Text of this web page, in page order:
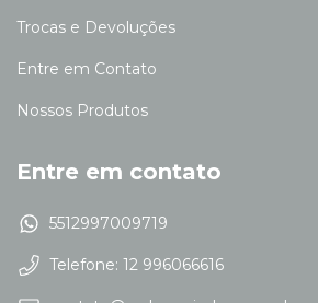
Trocas e Devoluções
Entre em Contato
Nossos Produtos
Entre em contato
5512997009719
Telefone: 12 996066616